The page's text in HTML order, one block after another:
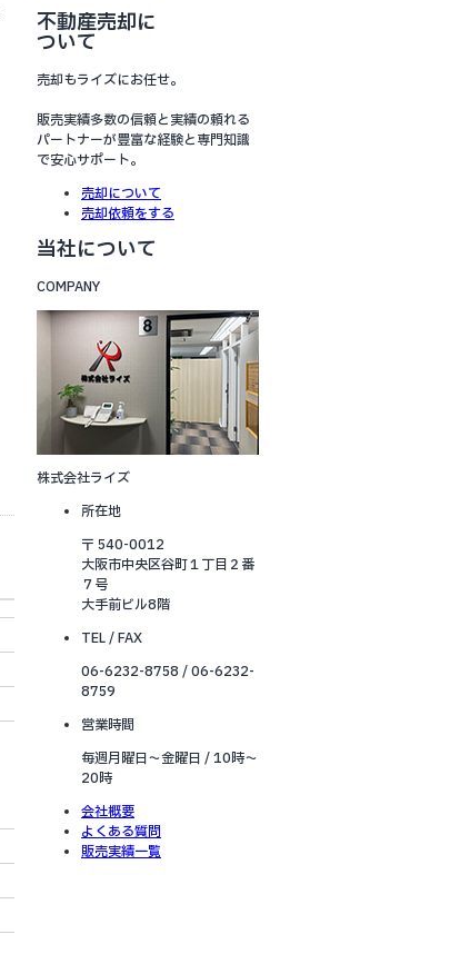
不動産売却に
ついて
売却もライズにお任せ。
販売実績多数の信頼と実績の頼れる
パートナーが豊富な経験と専門知識
で安心サポート。
売却について
売却依頼をする
当社について
COMPANY
株式会社ライズ
所在地
〒 540-0012
大阪市中央区谷町１丁目２番
７号
大手前ビル8階
TEL / FAX
06-6232-8758 / 06-6232-
8759
営業時間
毎週月曜日～金曜日 / 10時～
20時
会社概要
よくある質問
販売実績一覧